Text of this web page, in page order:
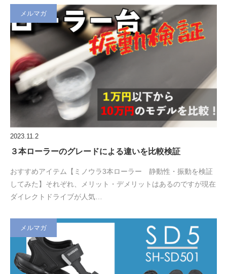
メルマガ
2023.11.2
３本ローラーのグレードによる違いを比較検証
おすすめアイテム【ミノウラ3本ローラー 静動性・振動を検証
してみた】それぞれ、メリット・デメリットはあるのですが現在
ダイレクトドライブが人気…
メルマガ